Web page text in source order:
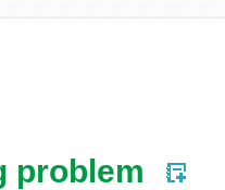
problem